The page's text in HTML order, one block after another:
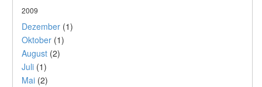
2009
Dezember (1)
Oktober (1)
August (2)
Juli (1)
Mai (2)